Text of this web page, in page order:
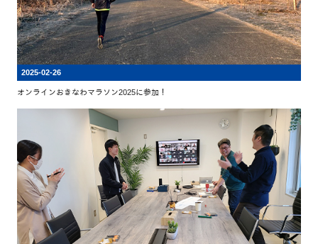
2025-02-26
オンラインおきなわマラソン2025に参加！